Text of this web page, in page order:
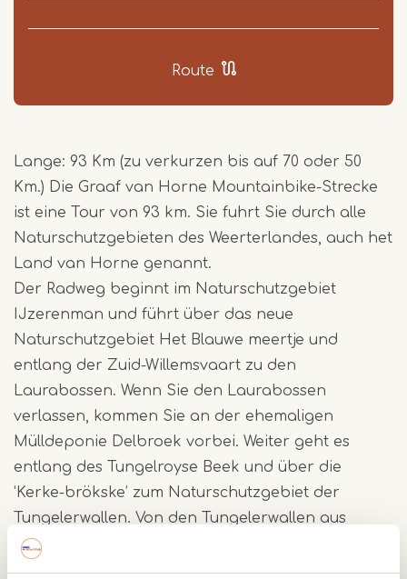
Route
Lange: 93 Km (zu verkurzen bis auf 70 oder 50
Km.) Die Graaf van Horne Mountainbike-Strecke
ist eine Tour von 93 km. Sie fuhrt Sie durch alle
Naturschutzgebieten des Weerterlandes, auch het
Land van Horne genannt.
Der Radweg beginnt im Naturschutzgebiet
IJzerenman und führt über das neue
Naturschutzgebiet Het Blauwe meertje und
entlang der Zuid-Willemsvaart zu den
Laurabossen. Wenn Sie den Laurabossen
verlassen, kommen Sie an der ehemaligen
Mülldeponie Delbroek vorbei. Weiter geht es
entlang des Tungelroyse Beek und über die
‘Kerke-brökske’ zum Naturschutzgebiet der
Tungelerwallen. Von den Tungelerwallen aus
erreichen Sie über die Kreuzung Maaseikerweg
das Naturschutzgebiet De Krang. Entlang des